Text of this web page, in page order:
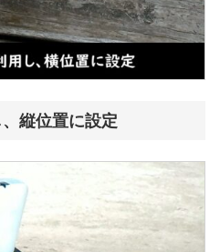
縦位置に設定